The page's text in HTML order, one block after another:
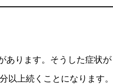
あります。そうした症状が
以上続くことになります。